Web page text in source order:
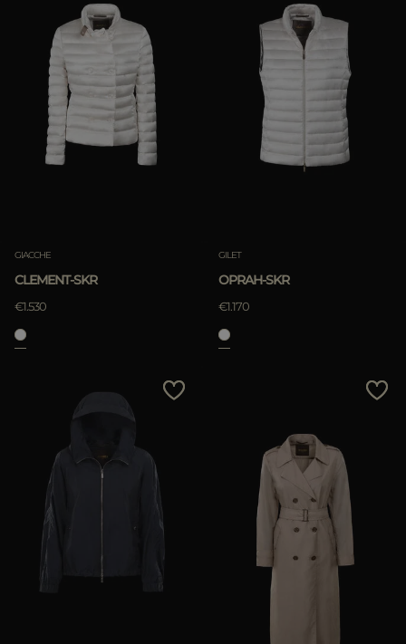
APPLICA
Prezzo Decrescente
Più Venduti
Più Popolari
GIACCHE
CLEMENT-SKR
€1.530
GILET
OPRAH-SKR
€1.170